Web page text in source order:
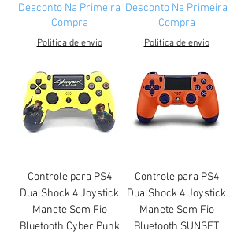
Desconto Na Primeira
Compra
Politica de envio
Desconto Na Primeira
Compra
Politica de envio
Controle para PS4
DualShock 4 Joystick
Manete Sem Fio
Bluetooth Cyber Punk
Controle para PS4
DualShock 4 Joystick
Manete Sem Fio
Bluetooth SUNSET